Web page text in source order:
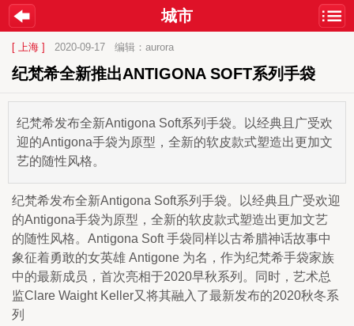
城市
[ 上海 ] 2020-09-17 编辑：aurora
纪梵希全新推出ANTIGONA SOFT系列手袋
纪梵希发布全新Antigona Soft系列手袋。以经典且广受欢
迎的Antigona手袋为原型，全新的软皮款式塑造出更加文
艺的随性风格。
纪梵希发布全新Antigona Soft系列手袋。以经典且广受欢迎
的Antigona手袋为原型，全新的软皮款式塑造出更加文艺
的随性风格。Antigona Soft 手袋同样以古希腊神话故事中
象征着勇敢的女英雄 Antigone 为名，作为纪梵希手袋家族
中的最新成员，首次亮相于2020早秋系列。同时，艺术总
监Clare Waight Keller又将其融入了最新发布的2020秋冬系
列